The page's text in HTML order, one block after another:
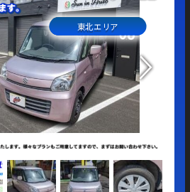
東北エリア